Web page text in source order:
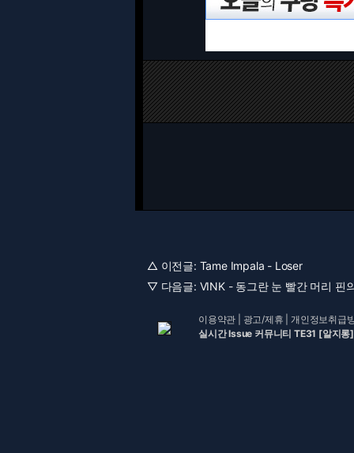
△ 이전글: Tame Impala - Loser
▽ 다음글: VINK - 동그란 눈 빨간 머리 핀
이용약관 광고/제휴 |개인정보취급
실시간 Issue 커뮤니티 TE31 [알지